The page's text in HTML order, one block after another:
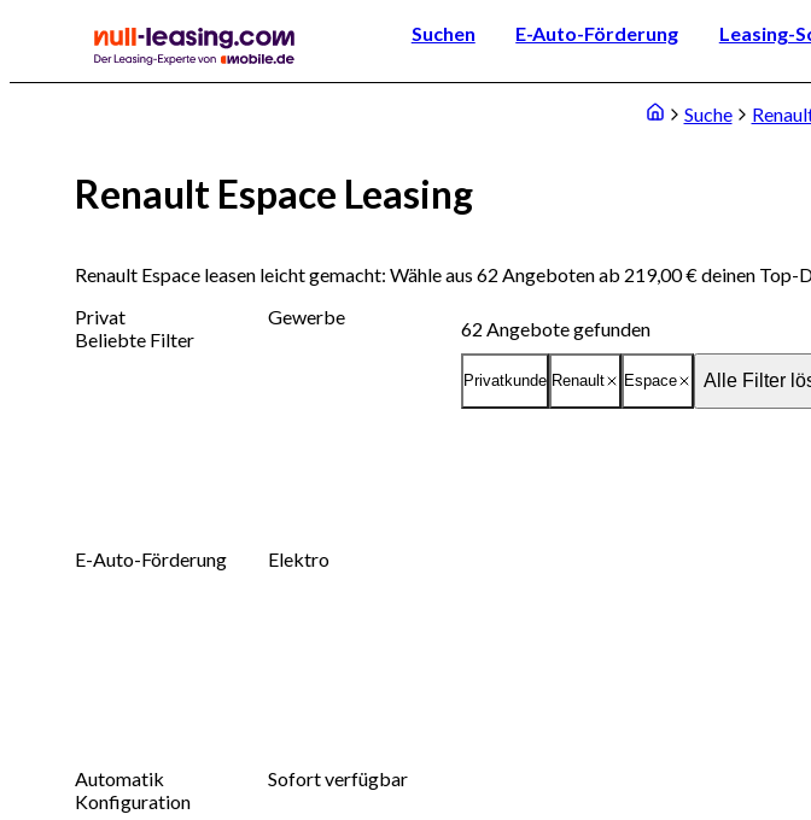
Suchen E-Auto-Förderung Leasing-
Suche
Renault Espace Leasing
Renault Espace leasen leicht gemacht: Wähle aus 62 Angeboten ab 219,00 € deinen Top-
Privat
Gewerbe
Beliebte Filter
E-Auto-Förderung Elektro
Automatik
Sofort verfügbar
Konfiguration
62 Angebote gefunden
Privatkunde Renault Espace Alle Filter